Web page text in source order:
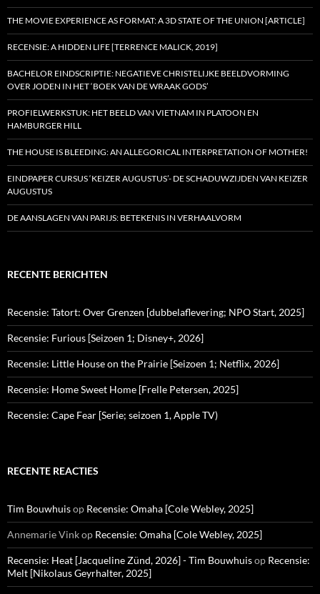
THE MOVIE EXPERIENCE AS FORMAT: A 3D STATE OF THE UNION [ARTICLE]
RECENSIE: A HIDDEN LIFE [TERRENCE MALICK, 2019]
BACHELOR EINDSCRIPTIE: NEGATIEVE CHRISTELIJKE BEELDVORMING
OVER JODEN IN HET ‘BOEK VAN DE WRAAK GODS’
PROFIELWERKSTUK: HET BEELD VAN VIETNAM IN PLATOON EN
HAMBURGER HILL
THE HOUSE IS BLEEDING: AN ALLEGORICAL INTERPRETATION OF MOTHER!
EINDPAPER CURSUS ‘KEIZER AUGUSTUS’- DE SCHADUWZIJDEN VAN KEIZER
AUGUSTUS
DE AANSLAGEN VAN PARIJS: BETEKENIS IN VERHAALVORM
RECENTE BERICHTEN
Recensie: Tatort: Over Grenzen [dubbelaflevering; NPO Start, 2025]
Recensie: Furious [Seizoen 1; Disney+, 2026]
Recensie: Little House on the Prairie [Seizoen 1; Netflix, 2026]
Recensie: Home Sweet Home [Frelle Petersen, 2025]
Recensie: Cape Fear [Serie; seizoen 1, Apple TV)
RECENTE REACTIES
Tim Bouwhuisop Recensie: Omaha [Cole Webley, 2025]
Annemarie Vinkop Recensie: Omaha [Cole Webley, 2025]
Recensie: Heat [Jacqueline Zünd, 2026] - Tim Bouwhuisop Recensie:
Melt [Nikolaus Geyrhalter, 2025]